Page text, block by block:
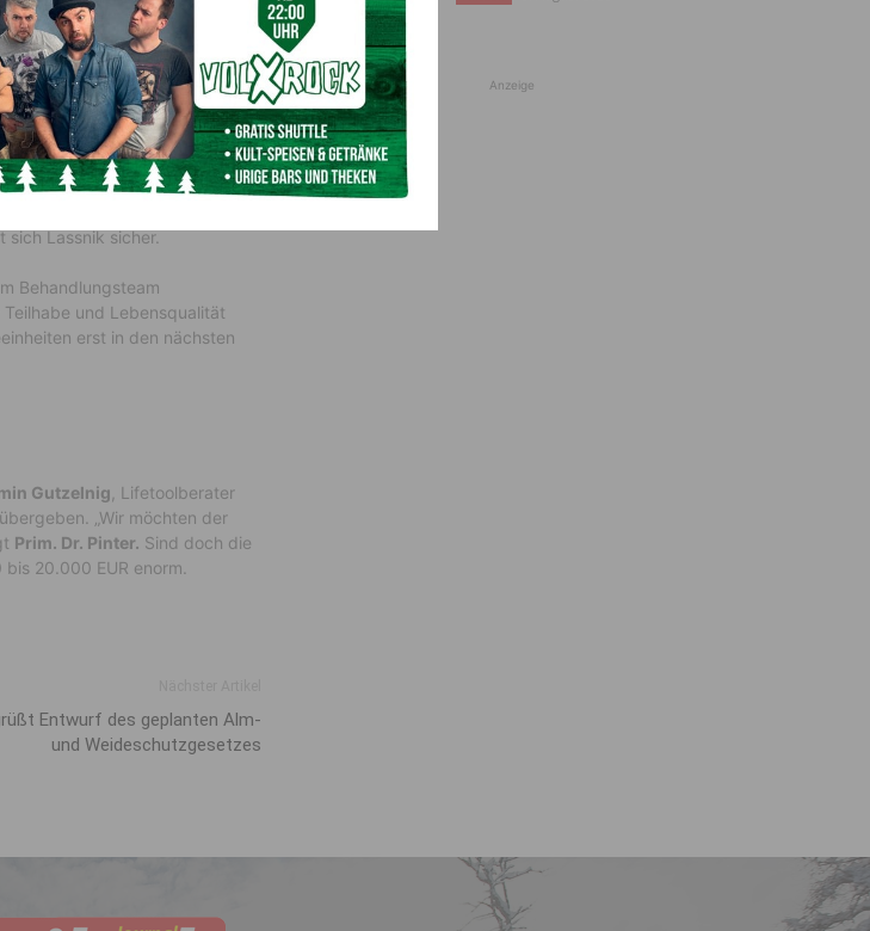
Einsatz kommen. „Es
und auch die
können“, erklärt
Bewegungs- und
Behandlungsteams
aufzeichnen, was
Patientinnen und Patienten die
auch die Teilhabe am Leben
sich Lassnik sicher.
Behandlungsteam
und Lebensqualität
erst in den nächsten
Gutzelnig , Lifetoolberater
„Wir möchten der
Prim. Dr. Pinter. Sind doch die
20.000 EUR enorm.
Entwurf des geplanten Alm-
und Weideschutzgesetzes
Anzeige